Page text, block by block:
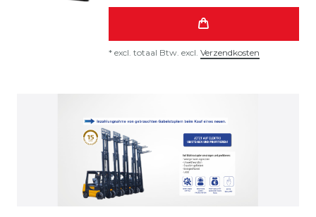
* excl. totaal Btw. excl. Verzendkosten